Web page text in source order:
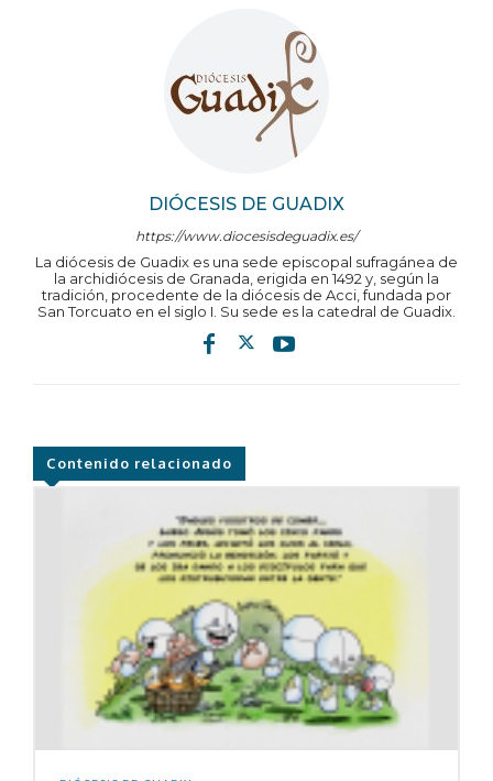
DIÓCESIS DE GUADIX
https://www.diocesisdeguadix.es/
La diócesis de Guadix es una sede episcopal sufragánea de
la archidiócesis de Granada, erigida en 1492 y, según la
tradición, procedente de la diócesis de Acci, fundada por
San Torcuato en el siglo I. Su sede es la catedral de Guadix.
Contenido relacionado